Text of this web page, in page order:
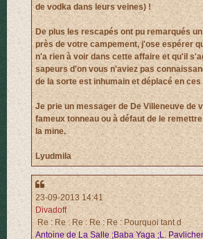
de vodka dans leurs veines) !
De plus les rescapés ont pu remarqués
près de votre campement, j'ose espérer
n'a rien à voir dans cette affaire et qu'il
sapeurs d'on vous n'aviez pas
de la sorte est inhumain et déplacé en
Je prie un messager de De Villeneuve de
fameux tonneau ou à défaut de le
la mine.
Lyudmila
23-09-2013 14:41
Divadoff
Re : Re : Re : Re : Re : Pourquoi tant d
Antoine de La Salle ;Baba Yaga ;L.